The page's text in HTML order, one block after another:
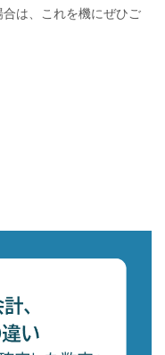
は、これを機にぜひご